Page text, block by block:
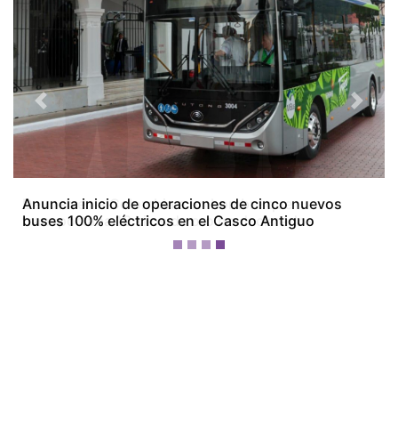
Devuelven a Colombia a un hombre que
transportaba 16 kilos de oro no declarados
Previous Next